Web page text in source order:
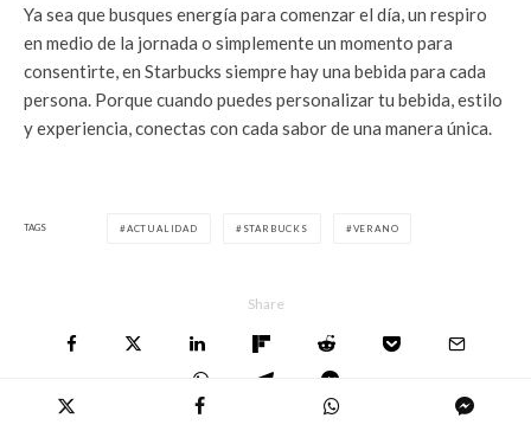
Ya sea que busques energía para comenzar el día, un respiro
en medio de la jornada o simplemente un momento para
consentirte, en Starbucks siempre hay una bebida para cada
persona. Porque cuando puedes personalizar tu bebida, estilo
y experiencia, conectas con cada sabor de una manera única.
TAGS ACTUALIDAD STARBUCKS VERANO
Share